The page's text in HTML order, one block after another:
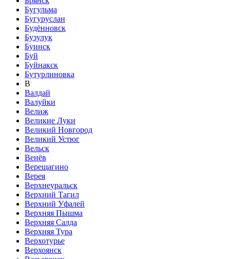
Бугульма
Бугуруслан
Будённовск
Бузулук
Буинск
Буй
Буйнакск
Бутурлиновка
В
Валдай
Валуйки
Велиж
Великие Луки
Великий Новгород
Великий Устюг
Вельск
Венёв
Верещагино
Верея
Верхнеуральск
Верхний Тагил
Верхний Уфалей
Верхняя Пышма
Верхняя Салда
Верхняя Тура
Верхотурье
Верхоянск